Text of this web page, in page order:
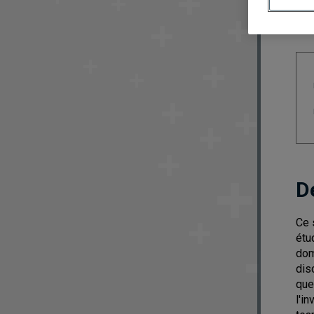
Ce